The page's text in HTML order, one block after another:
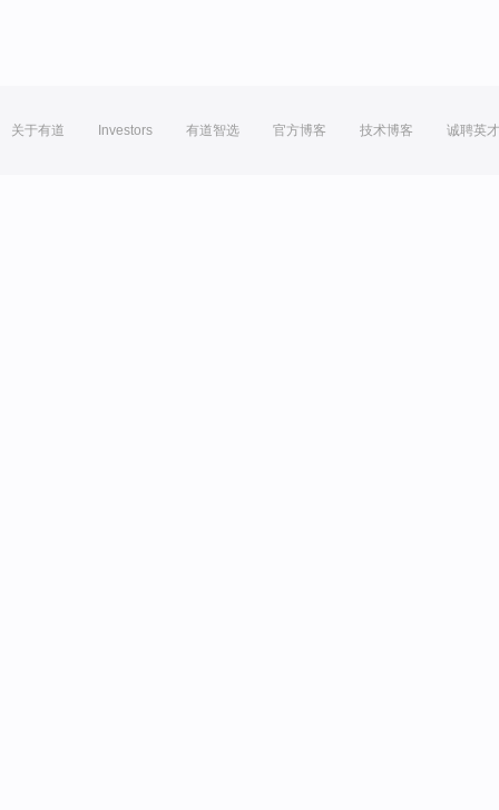
关于有道 Investors 有道智选 官方博客 技术博客 诚聘英才